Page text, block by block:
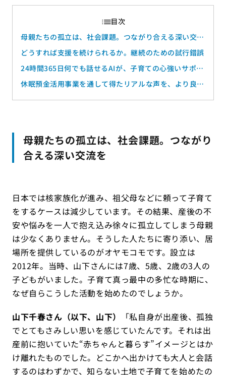
母親たちの孤立は、社会課題。つながり合える深い交流
を
どうすれば支援を続けられるか。継続のための試行錯誤
24時間365日何でも話せるAIが、子育ての心強いサポー
ターに
休眠預金活用事業を通して得たリアルな声を、より良い
母親たちの孤立は、社会課題。つながり
合える深い交流を
日本では核家族化が進み、祖父母などに頼って子育て
をするケースは減少しています。その結果、産後の不
安や悩みを一人で抱え込み徐々に孤立してしまう母親
は少なくありません。そうした人たちに寄り添い、居
場所を提供しているのがオヤモコモです。設立は
2012年。当時、山下さんには7歳、5歳、2歳の3人の
子どもがいました。子育て真っ最中の多忙な時期に、
なぜ自らこうした活動を始めたのでしょうか。
山下千春さん（以下、山下）
「私自身が出産後、孤独
でとてもさみしい思いを感じていたんです。それは出
産前に抱いていた“赤ちゃんと暮らす”イメージとはか
け離れたものでした。どこかへ出かけても大人と会話
するのはわずかで、知らない土地で子育てを始めたの